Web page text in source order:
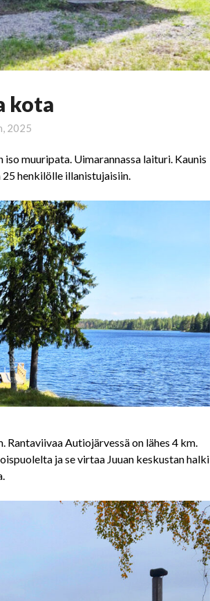
kota
2025
muuripata. Uimarannassa laituri. Kaunis
henkilölle illanistujaisiin.
Rantaviivaa Autiojärvessä on lähes 4 km.
ja se virtaa Juuan keskustan halki